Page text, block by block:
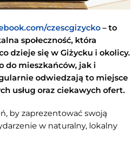
czescgizycko – to
społeczność, która
dzieje się w Giżycku i okolicy.
do mieszkańców, jak i
odwiedzają to miejsce
usług oraz ciekawych ofert.
by zaprezentować swoją
w naturalny, lokalny